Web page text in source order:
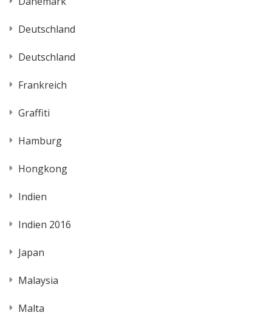
Deutschland
Deutschland
Frankreich
Graffiti
Hamburg
Hongkong
Indien
Indien 2016
Japan
Malaysia
Malta